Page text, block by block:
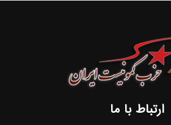
ارتباط با ما